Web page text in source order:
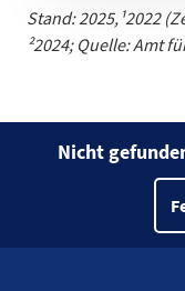
Stand: 2025, ¹2022
²2024; Quelle: Amt
Nicht